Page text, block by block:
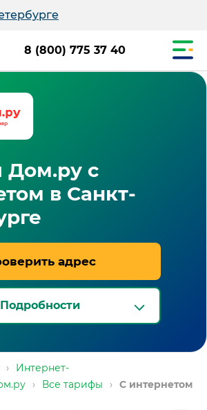
8 (800) 775 37 40
с
в Санкт-
адрес
Подробности
›
Интернет-
› Все тарифы › С интернетом